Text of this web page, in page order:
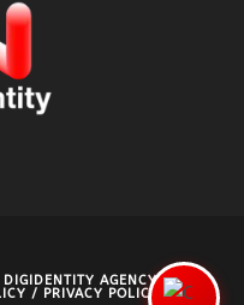
DIGIDENTITY AGENCY- P.IVA
/ PRIVACY POLICY